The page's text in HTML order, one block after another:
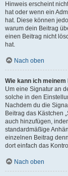
Hinweis erscheint
hat oder wenn ein
hat. Diese können
warum dein Beitrag
einen Beitrag nicht
hat.
Nach oben
Wie kann ich
Um eine Signatur an
solche in den
Nachdem du die
Beitrag das Kästchen
auch hinzufügen,
standardmäßige
einzelnen Beitrag
dort einfach das
Nach oben